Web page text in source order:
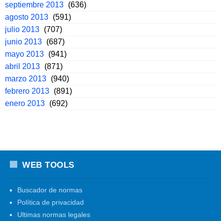
septiembre 2013 (636)
agosto 2013 (591)
julio 2013 (707)
junio 2013 (687)
mayo 2013 (941)
abril 2013 (871)
marzo 2013 (940)
febrero 2013 (891)
enero 2013 (692)
WEB TOOLS
Buscador de normas
Política de privacidad
Ultimas normas legales